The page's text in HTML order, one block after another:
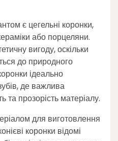
є цегельні коронки,
або порцеляни.
вигоду, оскільки
до природного
ідеально
де важлива
та прозорість матеріалу.
для виготовлення
коронки відомі